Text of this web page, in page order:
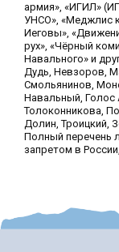
армия», «ИГИЛ»
УНСО», «Меджлис
Иеговы»,
рух», «Чёрный
Навального» и
Дудь, Невзоров,
Смольянинов,
Навальный,
Толоконникова,
Долин, Троицкий,
Полный перечень
запретом в